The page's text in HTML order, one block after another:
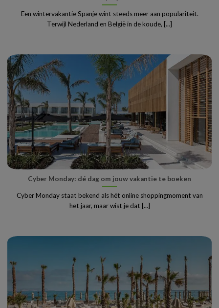
Een wintervakantie Spanje wint steeds meer aan populariteit.
Terwijl Nederland en België in de koude, [...]
Cyber Monday: dé dag om jouw vakantie te boeken
Cyber Monday staat bekend als hét online shoppingmoment van
het jaar, maar wist je dat [...]